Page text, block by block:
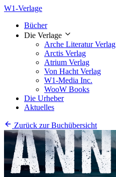
W1-Verlage
Bücher
Die Verlage
Arche Literatur Verlag
Arctis Verlag
Atrium Verlag
Von Hacht Verlag
W1-Media Inc.
WooW Books
Die Urheber
Aktuelles
Zurück zur Buchübersicht